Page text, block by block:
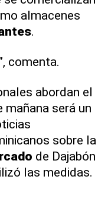
almacenes
.
comenta.
abordan el
mañana será un
sobre la
de Dajabón
las medidas.